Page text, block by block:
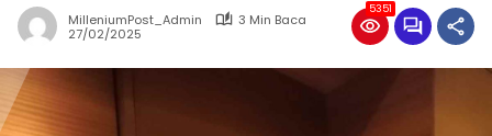
MilleniumPost_Admin
3 Min Baca
27/02/2025
5351